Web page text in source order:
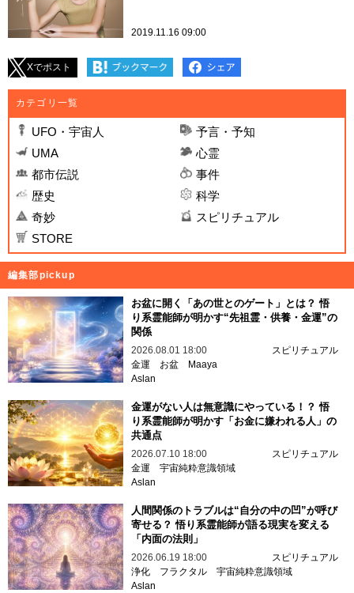
2019.11.16 09:00
Xでポスト
カテゴリ一覧
UFO・宇宙人
予言・予知
UMA
心霊
都市伝説
事件
歴史
科学
奇妙
スピリチュアル
STORE
編集部pickup
お盆に開く「あの世とのゲート」とは？ 悟
り系霊能師が明かす“先祖霊・供養・金運”の
関係
2026.08.01 18:00
スピリチュアル
金運
お盆
Maaya
Aslan
金運がない人は無意識にやっている！？ 悟
り系霊能師が明かす「お金に嫌われる人」の
共通点
2026.07.10 18:00
スピリチュアル
金運 宇宙純粋意識領域
Aslan
人間関係のトラブルは“自分の中の凹”が呼び
寄せる？ 悟り系霊能師が語る現実を変える
「内面の法則」
2026.06.19 18:00
スピリチュアル
浄化
フラクタル 宇宙純粋意識領域
Aslan